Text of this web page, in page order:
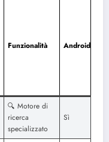
Funzionalità Android
🔍 ​​Motore di
ricerca
specializzato
Sì